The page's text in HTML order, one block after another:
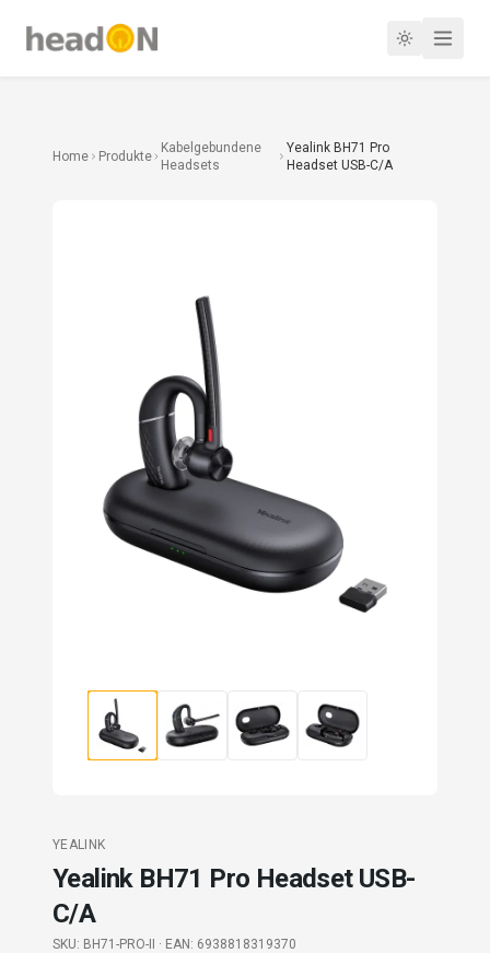
Home Produkte
Kabelgebundene
Headsets
Yealink BH71 Pro
Headset USB-C/A
YEALINK
Yealink BH71 Pro Headset USB-
C/A
SKU: BH71-PRO-II · EAN: 6938818319370